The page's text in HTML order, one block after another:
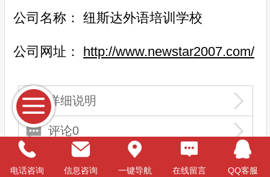
公司名称： 纽斯达外语培训学校
公司网址： http://www.newstar2007.com/
详细说明
评论0
电话咨询 信息咨询 一键导航 在线留言 QQ客服